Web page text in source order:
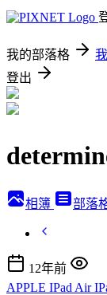
我的部落格
登出
相簿 部落
12年前
APPLE IPad Air